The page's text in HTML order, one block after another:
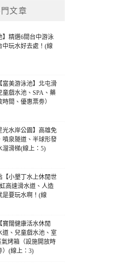
文章
】精選6間台中游泳
中玩水好去處！(線
富美游泳池】北屯滑
童戲水池、SPA、藥
間、優惠票劵）
光水岸公園】高雄免
噴泉隧道、半球形發
溜滑梯(線上：5)
【小墾丁水上休閒世
高速滑水道、人造
是要玩水啊！(線
寶闊健康活水休閒
道、兒童戲水池、室
氣烤箱（設施開放時
）(線上：3)